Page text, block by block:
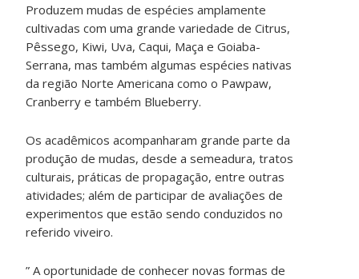
Produzem mudas de espécies amplamente
cultivadas com uma grande variedade de Citrus,
Pêssego, Kiwi, Uva, Caqui, Maça e Goiaba-
Serrana, mas também algumas espécies nativas
da região Norte Americana como o Pawpaw,
Cranberry e também Blueberry.
Os acadêmicos acompanharam grande parte da
produção de mudas, desde a semeadura, tratos
culturais, práticas de propagação, entre outras
atividades; além de participar de avaliações de
experimentos que estão sendo conduzidos no
referido viveiro.
” A oportunidade de conhecer novas formas de